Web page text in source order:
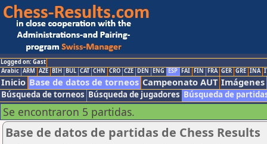
Logged on: Gast
Arabic ARM AZE BIH BUL CAT CHN CRO CZE DEN ENG ESP FAI FIN FRA GER GRE INA
Inicio Base de datos de torneos Campeonato AUT Imágenes
Búsqueda de torneos Búsqueda de jugadores Búsqueda de
Se encontraron 5 partidas.
Base de datos de partidas de Chess Results